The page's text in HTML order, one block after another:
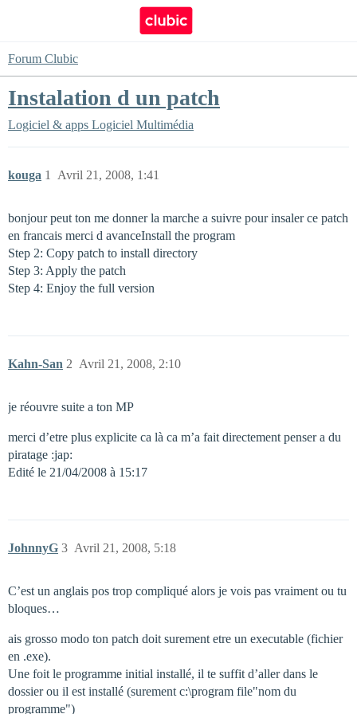
Forum Clubic
Instalation d un patch
Logiciel & apps Logiciel Multimédia
kouga Avril 21, 2008, 1:41
1
bonjour peut ton me donner la marche a suivre pour insaler ce patch
en francais merci d avanceInstall the program
Step 2: Copy patch to install directory
Step 3: Apply the patch
Step 4: Enjoy the full version
Kahn-San Avril 21, 2008, 2:10
2
je réouvre suite a ton MP
merci d’etre plus explicite ca là ca m’a fait directement penser a du
piratage :jap:
Edité le 21/04/2008 à 15:17
JohnnyG Avril 21, 2008, 5:18
3
C’est un anglais pos trop compliqué alors je vois pas vraiment ou tu
bloques…
ais grosso modo ton patch doit surement etre un executable (fichier
en .exe).
Une foit le programme initial installé, il te suffit d’aller dans le
dossier ou il est installé (surement c:\program file"nom du
programme")